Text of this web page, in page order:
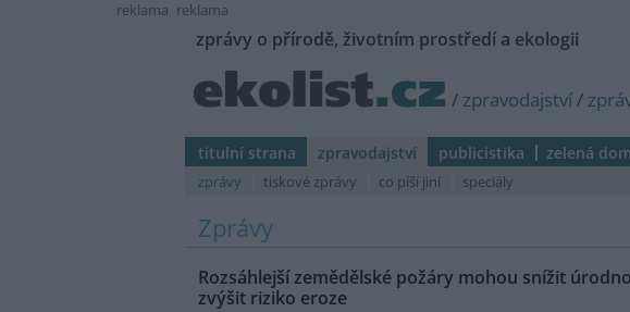
reklama reklama
zprávy o přírodě, životním prostředí a ekologii
/ zpravodajství/
titulní strana zpravodajství publicistika zelená
zprávy tiskové zprávy co píší jiní speciály
Zprávy
Rozsáhlejší zemědělské požáry mohou snížit
zvýšit riziko eroze